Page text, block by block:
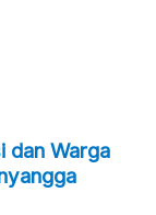
dan Warga